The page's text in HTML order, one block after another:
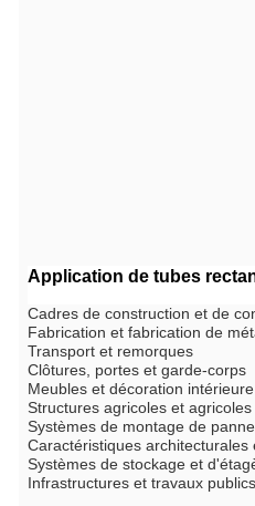
Application de tubes
Cadres de construction et de
Fabrication et fabrication de
Transport et remorques
Clôtures, portes et garde-corps
Meubles et décoration intérieure
Structures agricoles et agricoles
Systèmes de montage de
Caractéristiques architecturales
Systèmes de stockage et
Infrastructures et travaux publics